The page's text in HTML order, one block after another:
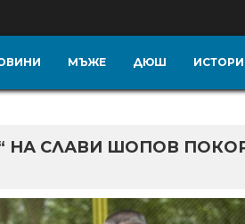
МЪЖЕ ДЮШ
НА СЛАВИ ШОПОВ